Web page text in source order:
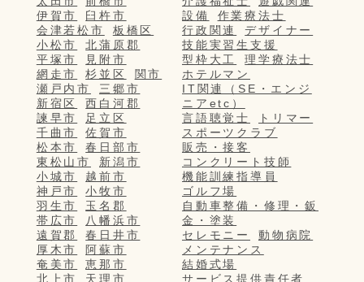
伊賀市
臼杵市
会津若松市
板橋区
小松市
北蒲原郡
平塚市
見附市
網走市
杉並区
関市
瀬戸内市
三郷市
新宿区
西白河郡
諫早市
足立区
千曲市
佐賀市
松本市
春日部市
東松山市
新潟市
小城市
越前市
神戸市
小牧市
羽生市
玉名郡
帯広市
八幡浜市
遠賀郡
春日井市
厚木市
阿蘇市
奄美市
恵那市
北上市
天理市
設備
作業療法士
行政関連
デザイナー
技能実習生支援
型枠大工
理学療法士
ホテルマン
IT関連（SE・エンジ
ニアetc）
言語聴覚士
トリマー
スポーツクラブ
販売・接客
コンクリート技師
機能訓練指導員
ゴルフ場
自動車整備・修理・鈑
金・塗装
セレモニー
動物病院
メンテナンス
結婚式場
サービス提供責任者